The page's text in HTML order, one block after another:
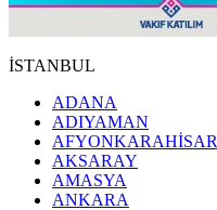
İSTANBUL
ADANA
ADIYAMAN
AFYONKARAHİSAR
AKSARAY
AMASYA
ANKARA